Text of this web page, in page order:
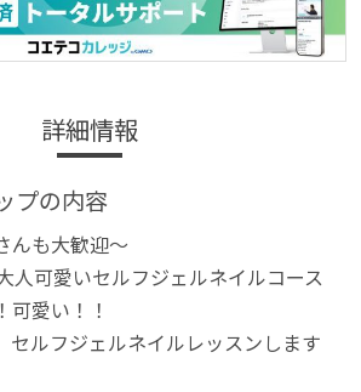
詳細情報
プの内容
んも大歓迎～
可愛いセルフジェルネイルコース
可愛い！！
セルフジェルネイルレッスンします